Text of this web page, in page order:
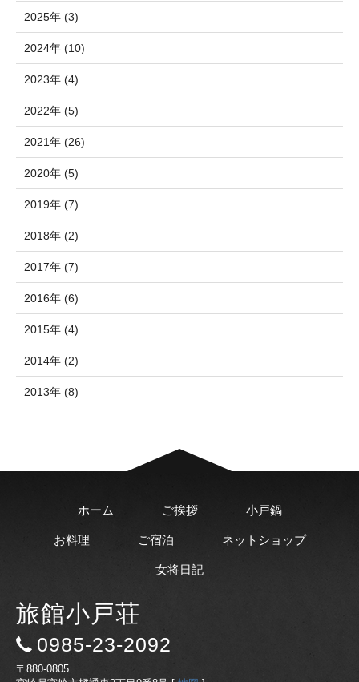
2025年 (3)
2024年 (10)
2023年 (4)
2022年 (5)
2021年 (26)
2020年 (5)
2019年 (7)
2018年 (2)
2017年 (7)
2016年 (6)
2015年 (4)
2014年 (2)
2013年 (8)
ホーム ご挨拶 小戸鍋
お料理 ご宿泊 ネットショップ
女将日記
旅館小戸荘
0985-23-2092
〒880-0805